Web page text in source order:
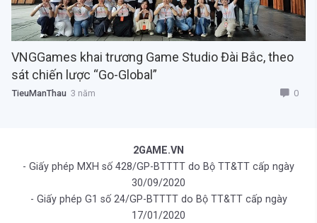
VNGGames khai trương Game Studio Đài Bắc, theo
sát chiến lược “Go-Global”
TieuManThau 3 năm 0
2GAME.VN
- Giấy phép MXH số 428/GP-BTTTT do Bộ TT&TT cấp ngày
30/09/2020
- Giấy phép G1 số 24/GP-BTTTT do Bộ TT&TT cấp ngày
17/01/2020